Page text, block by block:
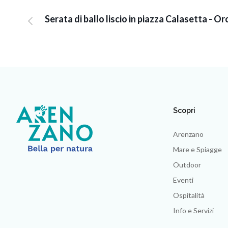
Serata di ballo liscio in piazza Calasetta -
Scopri
Arenzano
Mare e Spiagge
Outdoor
Eventi
Ospitalità
Info e Servizi